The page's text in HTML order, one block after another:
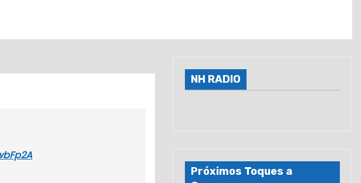
NH RADIO
Próximos Toques a